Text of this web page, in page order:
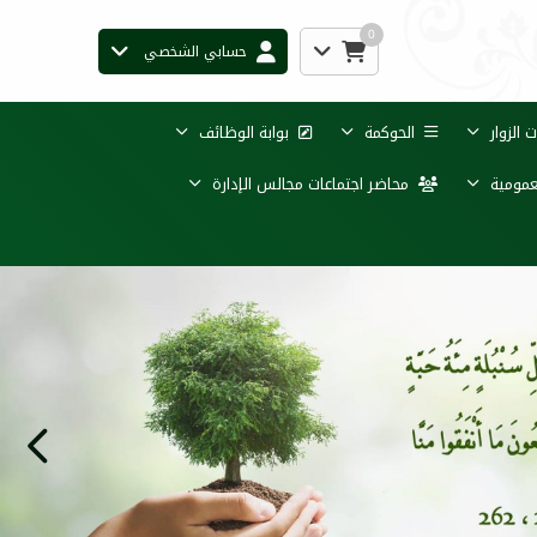
0
حسابي الشخصي
الزوار الحوكمة
بوابة الوظائف
محاضر اجتماعات مجالس الإدارة